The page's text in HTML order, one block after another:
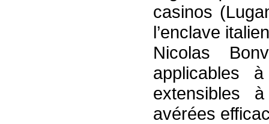
casinos
l’enclave
Nicolas
applicables
extensibles
avérées